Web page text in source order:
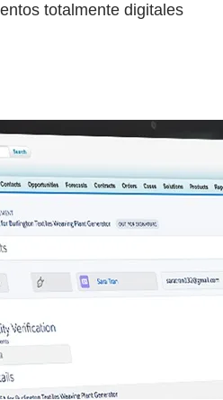
totalmente digitales